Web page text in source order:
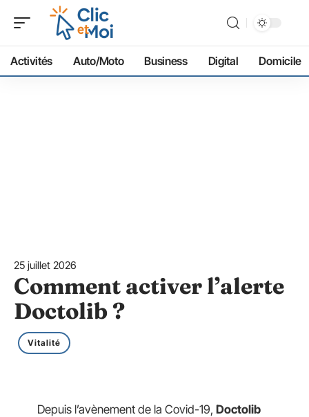
Activités Auto/Moto Business Digital Domicile
25 juillet 2026
Comment activer l’alerte
Doctolib ?
Vitalité
Depuis l’avènement de la Covid-19, Doctolib